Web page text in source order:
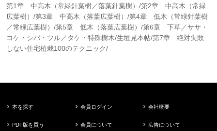
第1章 中高木（常緑針葉樹／落葉針葉樹）/第2章 中高木（常緑
広葉樹）/第3章 中高木（落葉広葉樹）/第4章 低木（常緑針葉樹
／常緑広葉樹）/第5章 低木（落葉広葉樹）/第6章 下草／ササ・
コケ・シバ・ツル／タケ・特殊樹木/生垣見本帖/第7章 絶対失敗
しない住宅植栽100のテクニック/
本を探す
PDF版を買う
会員ログイン
会員について
会社概要
広告について